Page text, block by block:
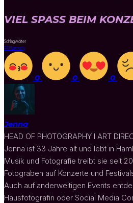
VIEL SPASS BEIM
Schlagwörter
P1Harmony
0 0 0
Jenna
HEAD OF PHOTOGRAPHY I ART
Jenna ist 33 Jahre alt und lebt in
Musik und Fotografie treibt sie seit
Fotograben auf Konzerte und
Auch auf anderweitigen Events
Hausfotografin oder Social Media